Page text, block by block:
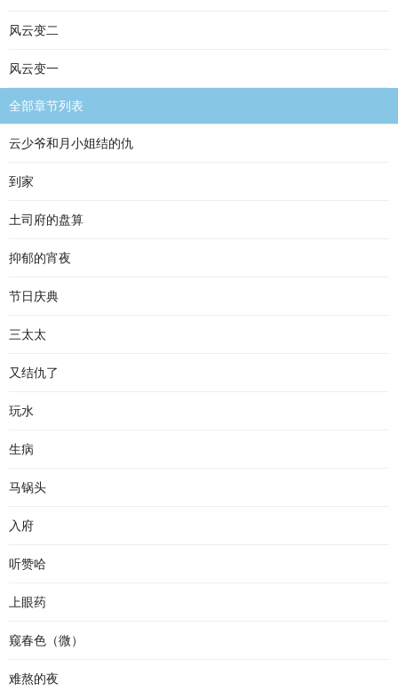
风云变二
风云变一
全部章节列表
云少爷和月小姐结的仇
到家
土司府的盘算
抑郁的宵夜
节日庆典
三太太
又结仇了
玩水
生病
马锅头
入府
听赞哈
上眼药
窥春色（微）
难熬的夜